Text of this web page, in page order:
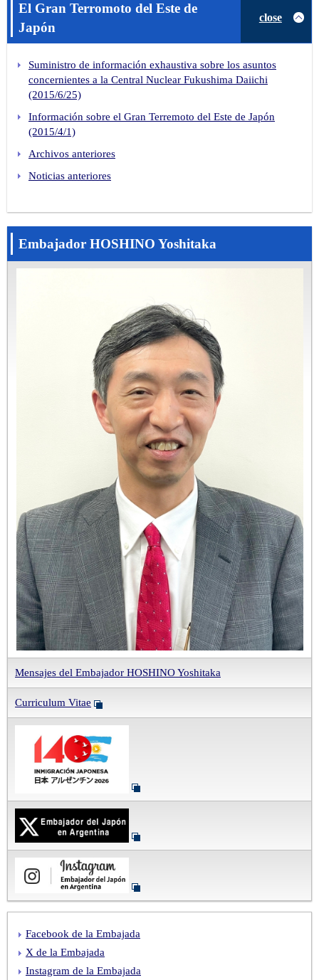
El Gran Terromoto del Este de
Japón
close
Suministro de información exhaustiva sobre los asuntos
concernientes a la Central Nuclear Fukushima Daiichi
(2015/6/25)
Información sobre el Gran Terremoto del Este de Japón
(2015/4/1)
Archivos anteriores
Noticias anteriores
Embajador HOSHINO Yoshitaka
Mensajes del Embajador HOSHINO Yoshitaka
Curriculum Vitae
Facebook de la Embajada
X de la Embajada
Instagram de la Embajada